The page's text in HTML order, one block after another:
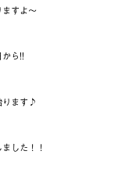
すよ～
ら!!
ります♪
した！！